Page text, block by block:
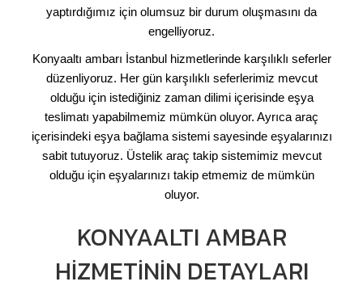
yaptırdığımız için olumsuz bir durum oluşmasını da
engelliyoruz.
Konyaaltı ambarı İstanbul hizmetlerinde karşılıklı seferler
düzenliyoruz. Her gün karşılıklı seferlerimiz mevcut
olduğu için istediğiniz zaman dilimi içerisinde eşya
teslimatı yapabilmemiz mümkün oluyor. Ayrıca araç
içerisindeki eşya bağlama sistemi sayesinde eşyalarınızı
sabit tutuyoruz. Üstelik araç takip sistemimiz mevcut
olduğu için eşyalarınızı takip etmemiz de mümkün
oluyor.
KONYAALTI AMBAR
HIZMETININ DETAYLARI